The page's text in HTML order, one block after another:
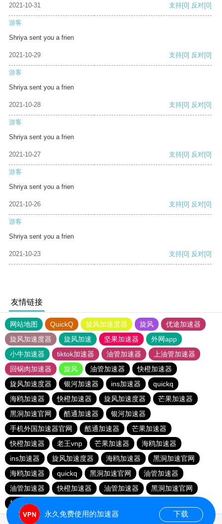
2021-10-31 支持[0] 反对[0]
游客
Shriya sent you a frien
2021-10-29 支持[0] 反对[0]
游客
Shriya sent you a frien
2021-10-28 支持[0] 反对[0]
游客
Shriya sent you a frien
2021-10-27 支持[0] 反对[0]
游客
Shriya sent you a frien
2021-10-26 支持[0] 反对[0]
游客
Shriya sent you a frien
2021-10-23 支持[0] 反对[0]
友情链接
网站地图 QuickQ 旋风加速度器 旋风
优途加速器
旋风加速度器
旋风加速 坚果加速器
外网app
小牛加速器
tiktok加速器 油管加速器
上油管加速器
回锅肉加速器
旋风 油管加速器
快橙加速器
旋风加速度器
银河加速器 ins加速器
quickq
海鸥加速器
快橙加速器 旋风加速度器
芒果加速器
黑洞加速官网
酷通加速器
银河加速器
手机外国加速器官网
酷通加速器
芒果加速器
快橙加速器
老王vnp 芒果加速器
海鸥加速器
ins加速器
旋风加速度器 海鸥加速器
黑洞加速官网
海鸥加速器
quickq 黑洞加速官网
油管加速器
油管加速器
快橙加速器 油管加速器
黑洞加速官网
旋风加速度器
永久免费使用的加速器 下载